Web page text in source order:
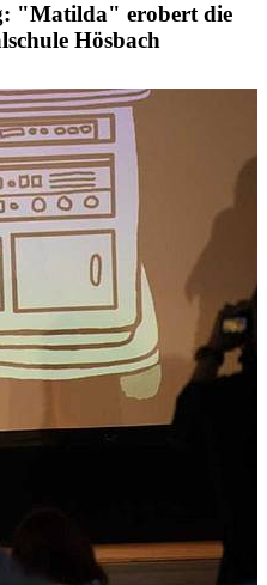
"Matilda" erobert die
Hösbach